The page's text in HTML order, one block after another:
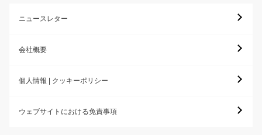
ニュースレター
会社概要
個人情報 | クッキーポリシー
ウェブサイトにおける免責事項